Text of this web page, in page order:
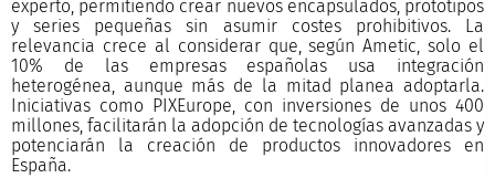
experto, permitiendo crear nuevos encapsulados, prototipos
y series pequeñas sin asumir costes prohibitivos. La
relevancia crece al considerar que, según Ametic, solo el
10% de las empresas españolas usa integración
heterogénea, aunque más de la mitad planea adoptarla.
Iniciativas como PIXEurope, con inversiones de unos 400
millones, facilitarán la adopción de tecnologías avanzadas y
potenciarán la creación de productos innovadores en
España.